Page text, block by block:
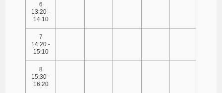
6
13:20 -
14:10
7
14:20 -
15:10
8
15:30 -
16:20